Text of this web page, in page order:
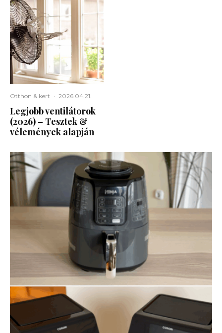
Otthon & kert · 2026.04.21.
Legjobb ventilátorok
(2026) – Tesztek &
vélemények alapján